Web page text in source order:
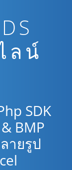
ลน์
SDK
BMP
ายรูป